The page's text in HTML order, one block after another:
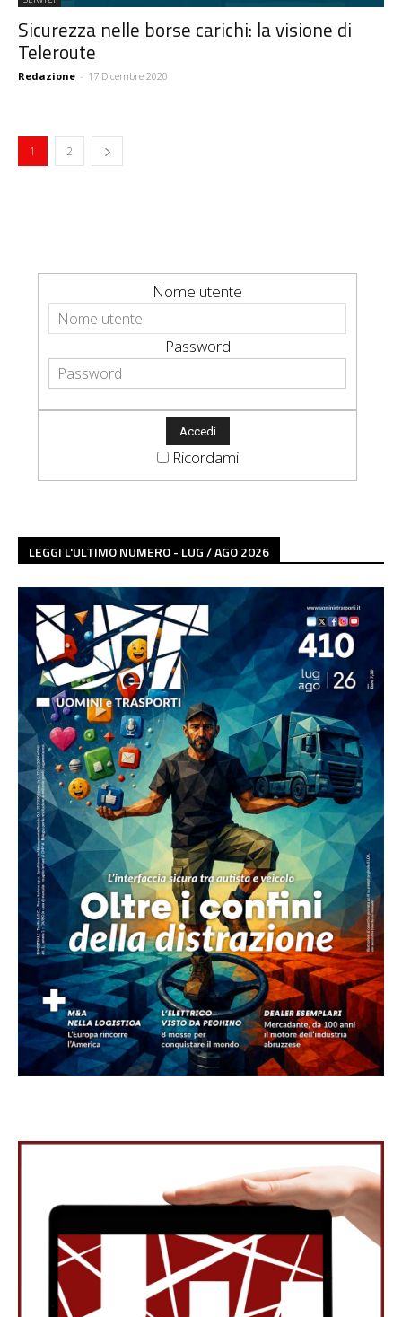
Sicurezza nelle borse carichi: la visione di
Teleroute
Redazione - 17 Dicembre 2020
1 2
Nome utente
Password
Ricordami
LEGGI L'ULTIMO NUMERO - LUG / AGO 2026